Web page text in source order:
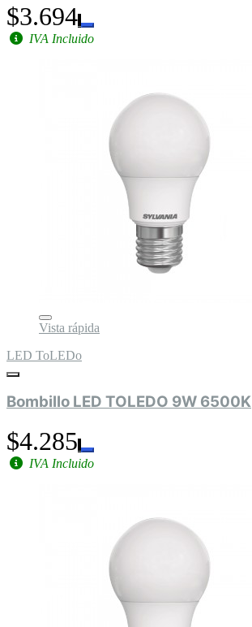
$3.694
IVA Incluido
Vista rápida
LED ToLEDo
Bombillo LED TOLEDO 9W 6500K
$4.285
IVA Incluido